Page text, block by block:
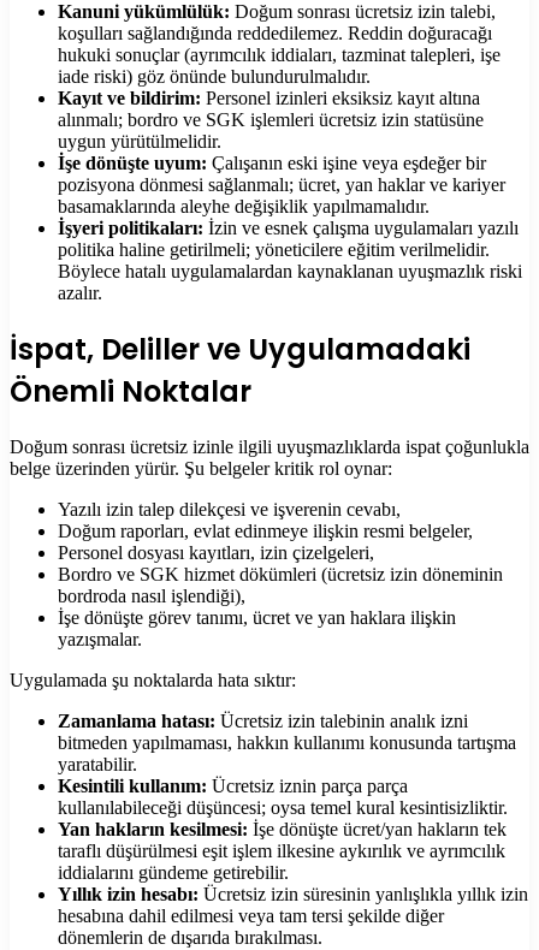
Kanuni yükümlülük: Doğum sonrası ücretsiz izin talebi,
koşulları sağlandığında reddedilemez. Reddin doğuracağı
hukuki sonuçlar (ayrımcılık iddiaları, tazminat talepleri, işe
iade riski) göz önünde bulundurulmalıdır.
Kayıt ve bildirim: Personel izinleri eksiksiz kayıt altına
alınmalı; bordro ve SGK işlemleri ücretsiz izin statüsüne
uygun yürütülmelidir.
İşe dönüşte uyum: Çalışanın eski işine veya eşdeğer bir
pozisyona dönmesi sağlanmalı; ücret, yan haklar ve kariyer
basamaklarında aleyhe değişiklik yapılmamalıdır.
İşyeri politikaları: İzin ve esnek çalışma uygulamaları yazılı
politika haline getirilmeli; yöneticilere eğitim verilmelidir.
Böylece hatalı uygulamalardan kaynaklanan uyuşmazlık riski
azalır.
İspat, Deliller ve Uygulamadaki
Önemli Noktalar
Doğum sonrası ücretsiz izinle ilgili uyuşmazlıklarda ispat çoğunlukla
belge üzerinden yürür. Şu belgeler kritik rol oynar:
Yazılı izin talep dilekçesi ve işverenin cevabı,
Doğum raporları, evlat edinmeye ilişkin resmi belgeler,
Personel dosyası kayıtları, izin çizelgeleri,
Bordro ve SGK hizmet dökümleri (ücretsiz izin döneminin
bordroda nasıl işlendiği),
İşe dönüşte görev tanımı, ücret ve yan haklara ilişkin
yazışmalar.
Uygulamada şu noktalarda hata sıktır:
Zamanlama hatası: Ücretsiz izin talebinin analık izni
bitmeden yapılmaması, hakkın kullanımı konusunda tartışma
yaratabilir.
Kesintili kullanım: Ücretsiz iznin parça parça
kullanılabileceği düşüncesi; oysa temel kural kesintisizliktir.
Yan hakların kesilmesi: İşe dönüşte ücret/yan hakların tek
taraflı düşürülmesi eşit işlem ilkesine aykırılık ve ayrımcılık
iddialarını gündeme getirebilir.
Yıllık izin hesabı: Ücretsiz izin süresinin yanlışlıkla yıllık izin
hesabına dahil edilmesi veya tam tersi şekilde diğer
dönemlerin de dışarıda bırakılması.